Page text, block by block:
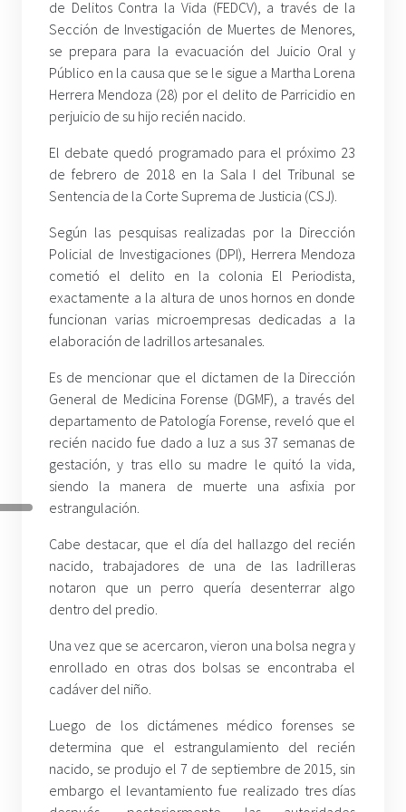
de Delitos Contra la Vida (FEDCV), a través de la
Sección de Investigación de Muertes de Menores,
se prepara para la evacuación del Juicio Oral y
Público en la causa que se le sigue a Martha Lorena
Herrera Mendoza (28) por el delito de Parricidio en
perjuicio de su hijo recién nacido.
El debate quedó programado para el próximo 23
de febrero de 2018 en la Sala I del Tribunal se
Sentencia de la Corte Suprema de Justicia (CSJ).
Según las pesquisas realizadas por la Dirección
Policial de Investigaciones (DPI), Herrera Mendoza
cometió el delito en la colonia El Periodista,
exactamente a la altura de unos hornos en donde
funcionan varias microempresas dedicadas a la
elaboración de ladrillos artesanales.
Es de mencionar que el dictamen de la Dirección
General de Medicina Forense (DGMF), a través del
departamento de Patología Forense, reveló que el
recién nacido fue dado a luz a sus 37 semanas de
gestación, y tras ello su madre le quitó la vida,
siendo la manera de muerte una asfixia por
estrangulación.
Cabe destacar, que el día del hallazgo del recién
nacido, trabajadores de una de las ladrilleras
notaron que un perro quería desenterrar algo
dentro del predio.
Una vez que se acercaron, vieron una bolsa negra y
enrollado en otras dos bolsas se encontraba el
cadáver del niño.
Luego de los dictámenes médico forenses se
determina que el estrangulamiento del recién
nacido, se produjo el 7 de septiembre de 2015, sin
embargo el levantamiento fue realizado tres días